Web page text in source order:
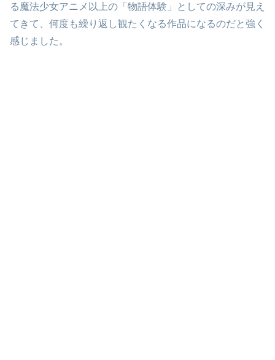
る魔法少女アニメ以上の「物語体験」としての深みが見え
てきて、何度も繰り返し観たくなる作品になるのだと強く
感じました。